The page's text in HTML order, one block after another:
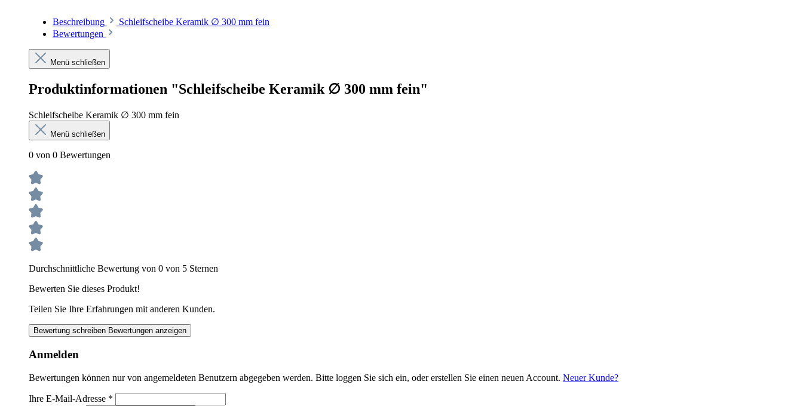
Beschreibung
Schleifscheibe Keramik ∅ 300 mm fein
Bewertungen
Menü schließen
Produktinformationen "Schleifscheibe Keramik ∅ 300 mm fein"
Schleifscheibe Keramik ∅ 300 mm fein
Menü schließen
0 von 0 Bewertungen
Durchschnittliche Bewertung von 0 von 5 Sternen
Bewerten Sie dieses Produkt!
Teilen Sie Ihre Erfahrungen mit anderen Kunden.
Bewertung schreiben Bewertungen anzeigen
Anmelden
Bewertungen können nur von angemeldeten Benutzern abgegeben werden. Bitte loggen Sie sich ein, oder erstellen Sie einen neuen Account. Neuer Kunde?
Ihre E-Mail-Adresse *